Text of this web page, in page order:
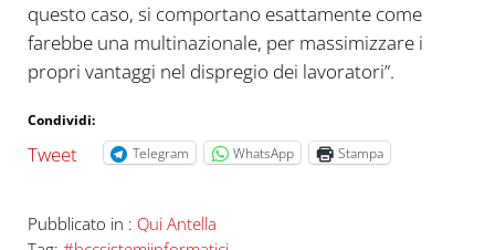
questo caso, si comportano esattamente come
farebbe una multinazionale, per massimizzare i
propri vantaggi nel dispregio dei lavoratori”.
Condividi:
Tweet Telegram WhatsApp Stampa
Pubblicato in : Qui Antella